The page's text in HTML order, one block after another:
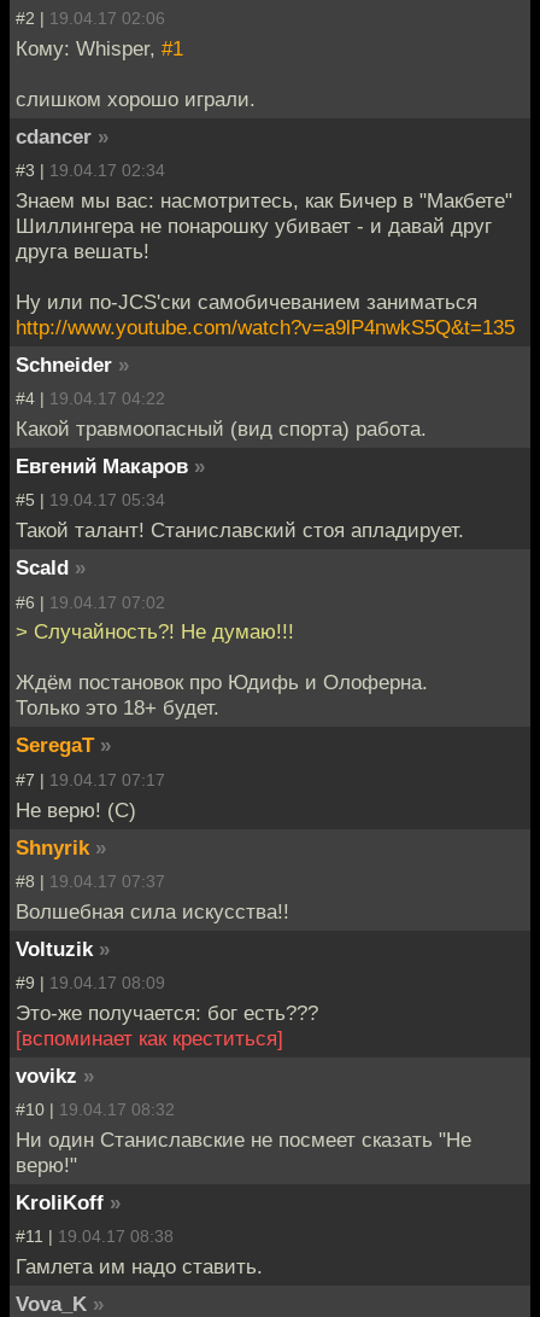
#2 | 19.04.17 02:06
Кому: Whisper, #1
слишком хорошо играли.
cdancer »
#3 | 19.04.17 02:34
Знаем мы вас: насмотритесь, как Бичер в "Макбете"
Шиллингера не понарошку убивает - и давай друг
друга вешать!
Ну или по-JCS'ски самобичеванием заниматься
http://www.youtube.com/watch?v=a9lP4nwkS5Q&t=135
Schneider »
#4 | 19.04.17 04:22
Какой травмоопасный (вид спорта) работа.
Евгений Макаров »
#5 | 19.04.17 05:34
Такой талант! Станиславский стоя апладирует.
Scald »
#6 | 19.04.17 07:02
> Случайность?! Не думаю!!!
Ждём постановок про Юдифь и Олоферна.
Только это 18+ будет.
SeregaT »
#7 | 19.04.17 07:17
Не верю! (С)
Shnyrik »
#8 | 19.04.17 07:37
Волшебная сила искусства!!
Voltuzik »
#9 | 19.04.17 08:09
Это-же получается: бог есть???
[вспоминает как креститься]
vovikz »
#10 | 19.04.17 08:32
Ни один Станиславские не посмеет сказать "Не
верю!"
KroliKoff »
#11 | 19.04.17 08:38
Гамлета им надо ставить.
Vova_K »